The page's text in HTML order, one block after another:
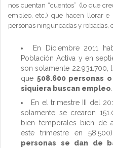
nos cuentan “cuentos” (lo que
empleo, etc.) que hacen llorar
personas ninguneadas y robadas,
En Diciembre 2011
Población Activa y en
son solamente
que 508.600 personas
siquiera buscan empleo
En el trimestre III del
solamente se crearon
bien temporales bien de
este trimestre en
personas se dan de